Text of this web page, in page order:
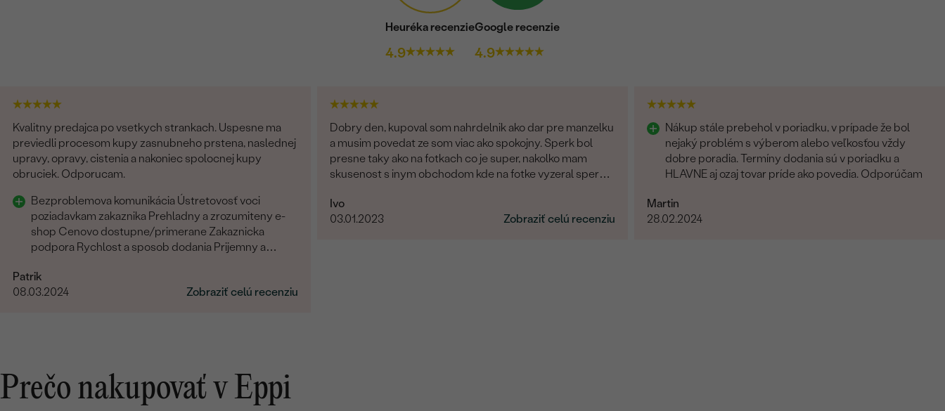
Heuréka recenzie
4.9
Google recenzie
4.9
Kvalitny predajca po vsetkych strankach. Uspesne ma
previedli procesom kupy zasnubneho prstena, naslednej
upravy, opravy, cistenia a nakoniec spolocnej kupy
obruciek. Odporucam.
Bezproblemova komunikácia Ústretovosť voci
poziadavkam zakaznika Prehladny a zrozumiteny e-
shop Cenovo dostupne/primerane Zakaznicka
podpora Rychlost a sposob dodania Prijemny a
Patrik
08.03.2024
Zobraziť celú recenziu
Dobry den, kupoval som nahrdelnik ako dar pre manzelku
a musim povedat ze som viac ako spokojny. Sperk bol
presne taky ako na fotkach co je super, nakolko mam
skusenost s inym obchodom kde na fotke vyzeral sperk
presne velkostne sedi s realitou (foto na krku). Naviac
sperk prisiel krasne zabaleny aj s rucne pisanym
Ivo
03.01.2023
Zobraziť celú recenziu
Nákup stále prebehol v poriadku, v prípade že bol
nejaký problém s výberom alebo veľkosťou vždy
dobre poradia. Termíny dodania sú v poriadku a
HLAVNE aj ozaj tovar príde ako povedia. Odporúčam
Martin
28.02.2024
Prečo nakupovať v Eppi